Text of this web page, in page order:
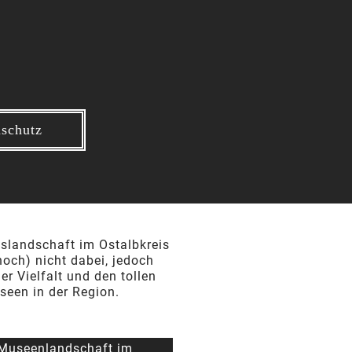
im Ostalbkreis
nicht dabei, jedoch
Vielfalt und den tollen
in der Region.
im